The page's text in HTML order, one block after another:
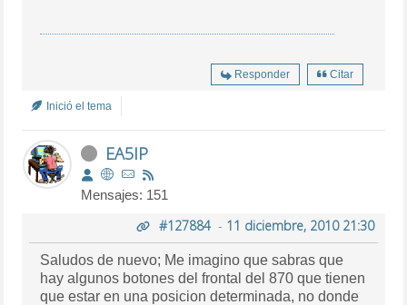
Responder Citar
Inició el tema
EA5IP
Mensajes: 151
#127884- 11 diciembre, 2010 21:30
Saludos de nuevo; Me imagino que sabras que
hay algunos botones del frontal del 870 que tienen
que estar en una posicion determinada, no donde